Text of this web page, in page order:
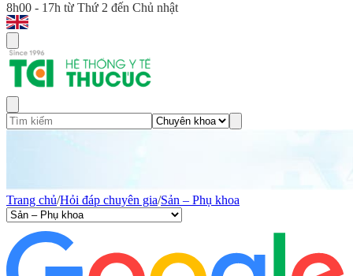
8h00 - 17h từ Thứ 2 đến Chủ nhật
Trang chủ/Hỏi đáp chuyên gia/Sản – Phụ khoa